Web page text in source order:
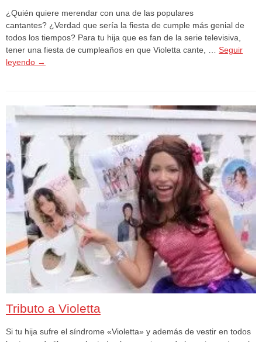
¿Quién quiere merendar con una de las populares
cantantes? ¿Verdad que sería la fiesta de cumple más genial de
todos los tiempos? Para tu hija que es fan de la serie televisiva,
tener una fiesta de cumpleaños en que Violetta cante, … Seguir
leyendo →
Tributo a Violetta
Si tu hija sufre el síndrome «Violetta» y además de vestir en todos